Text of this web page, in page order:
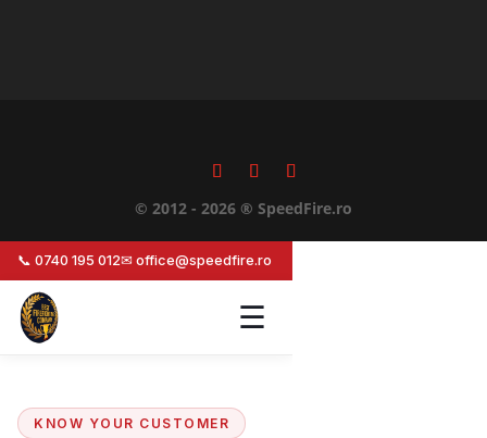
© 2012 - 2026 ® SpeedFire.ro